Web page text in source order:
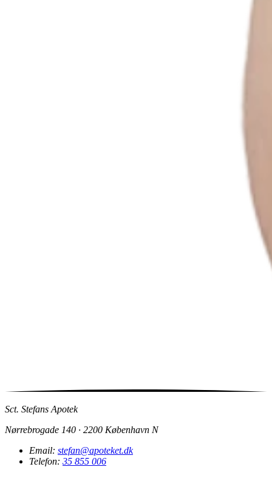
Sct. Stefans Apotek
Nørrebrogade 140 · 2200 København N
Email: stefan@apoteket.dk
Telefon: 35 855 006